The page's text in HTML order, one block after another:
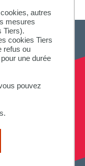
autres
mesures
Tiers).
cookies Tiers
refus ou
une durée
pouvez